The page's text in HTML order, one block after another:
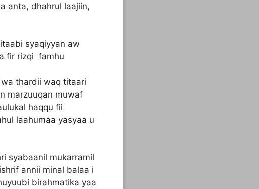
anta, dhahrul laajiin,
syaqiyyan aw
fir rizqi famhu
thardii waq titaari
marzuuqan muwaf
haqqu fii
laahumaa yasyaa u
syabaanil mukarramil
annii minal balaa i
birahmatika yaa